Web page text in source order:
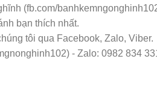
(fb.com/
bạn thích nhất.
tôi qua Facebook, Zalo, Viber.
- Zalo: 0982 834